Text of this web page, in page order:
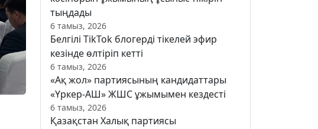
тыңдады
6 тамыз, 2026
Белгілі TikTok блогерді тікелей эфир
кезінде өлтіріп кетті
6 тамыз, 2026
«Ақ жол» партиясының кандидаттары
«Үркер-АШ» ЖШС ұжымымен кездесті
6 тамыз, 2026
Қазақстан Халық партиясы